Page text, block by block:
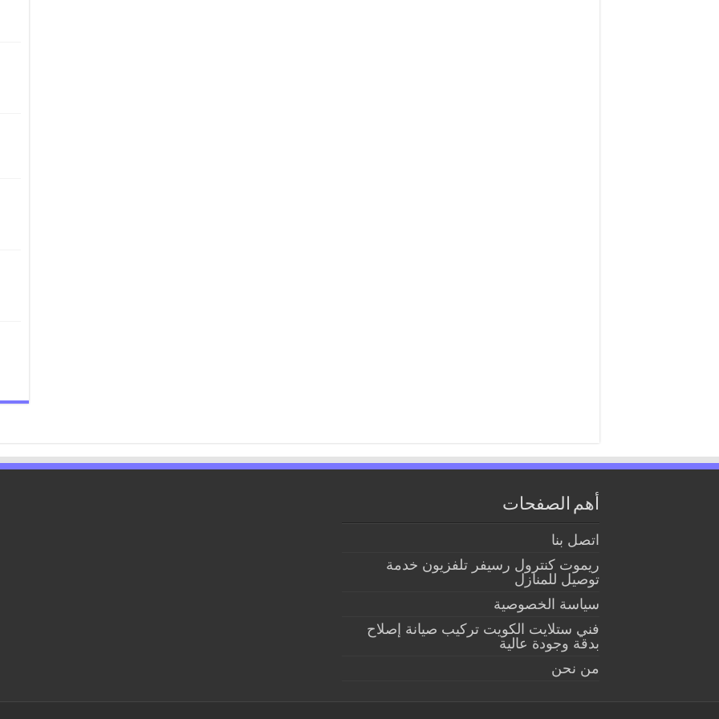
أهم الصفحات
اتصل بنا
ريموت كنترول رسيفر تلفزيون خدمة
توصيل للمنازل
سياسة الخصوصية
فني ستلايت الكويت تركيب صيانة إصلاح
بدقة وجودة عالية
من نحن